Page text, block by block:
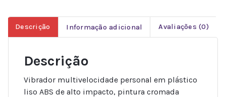
Descrição Informação adicional Avaliações (0)
Descrição
Vibrador multivelocidade personal em plástico
liso ABS de alto impacto, pintura cromada